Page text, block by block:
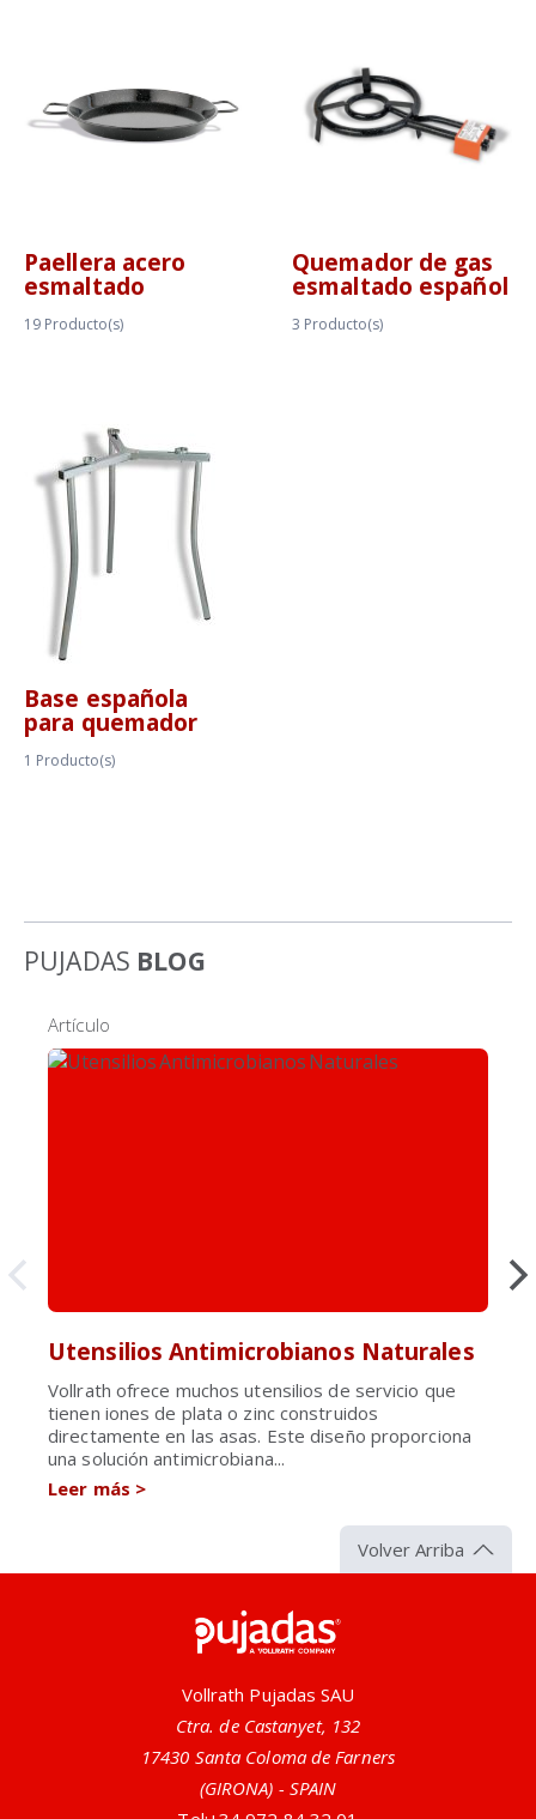
Paellera acero
esmaltado
19 Producto(s)
Quemador de gas
esmaltado español
3 Producto(s)
Base española
para quemador
1 Producto(s)
PUJADAS BLOG
Artículo
Utensilios Antimicrobianos Naturales
Vollrath ofrece muchos utensilios de servicio que
tienen iones de plata o zinc construidos
directamente en las asas. Este diseño proporciona
una solución antimicrobiana...
Leer más >
Volver Arriba
Vollrath Pujadas SAU
Ctra. de Castanyet, 132
17430 Santa Coloma de Farners
(GIRONA) - SPAIN